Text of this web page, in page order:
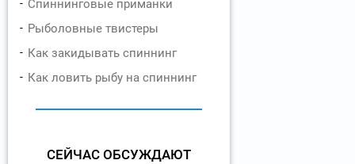
Спиннинговые приманки
Рыболовные твистеры
Как закидывать спиннинг
Как ловить рыбу на спиннинг
СЕЙЧАС ОБСУЖДАЮТ